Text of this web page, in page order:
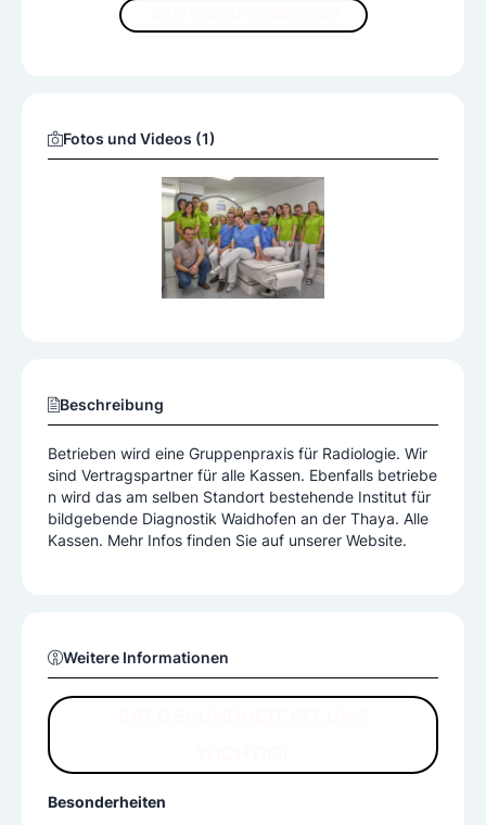
Fotos und Videos (1)
Beschreibung
Betrieben wird eine Gruppenpraxis für Radiologie. Wir
sind Vertragspartner für alle Kassen. Ebenfalls betriebe
n wird das am selben Standort bestehende Institut für
bildgebende Diagnostik Waidhofen an der Thaya. Alle
Kassen. Mehr Infos finden Sie auf unserer Website.
Weitere Informationen
Besonderheiten